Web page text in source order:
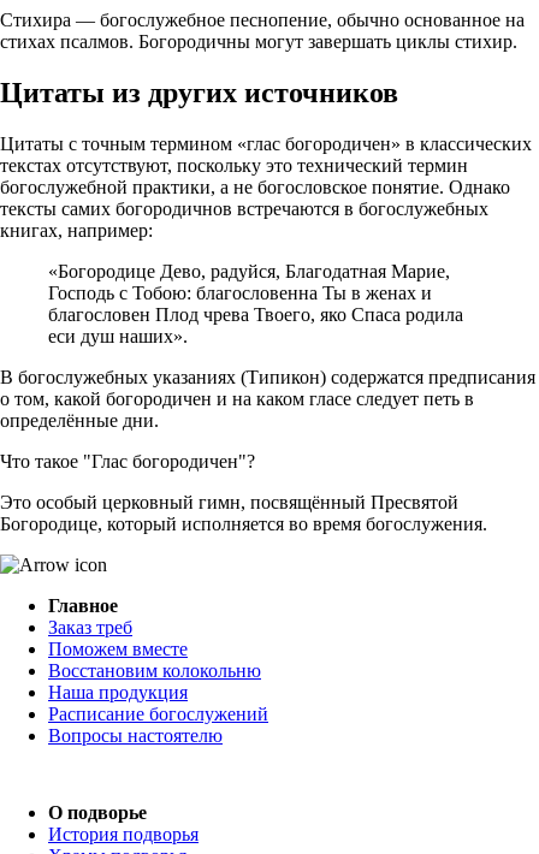
Стихира — богослужебное песнопение, обычно основанное на
стихах псалмов. Богородичны могут завершать циклы стихир.
Цитаты из других источников
Цитаты с точным термином «глас богородичен» в классических
текстах отсутствуют, поскольку это технический термин
богослужебной практики, а не богословское понятие. Однако
тексты самих богородичнов встречаются в богослужебных
книгах, например:
«Богородице Дево, радуйся, Благодатная Марие,
Господь с Тобою: благословенна Ты в женах и
благословен Плод чрева Твоего, яко Спаса родила
еси душ наших».
В богослужебных указаниях (Типикон) содержатся предписания
о том, какой богородичен и на каком гласе следует петь в
определённые дни.
Что такое "Глас богородичен"?
Это особый церковный гимн, посвящённый Пресвятой
Богородице, который исполняется во время богослужения.
Главное
Заказ треб
Поможем вместе
Восстановим колокольню
Наша продукция
Расписание богослужений
Вопросы настоятелю
О подворье
История подворья